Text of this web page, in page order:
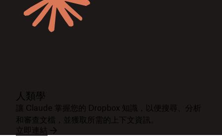
人類學
讓 Claude 掌握您的 Dropbox 知識，以便搜尋、分析
和審查文檔，並獲取所需的上下文資訊。
立即連結